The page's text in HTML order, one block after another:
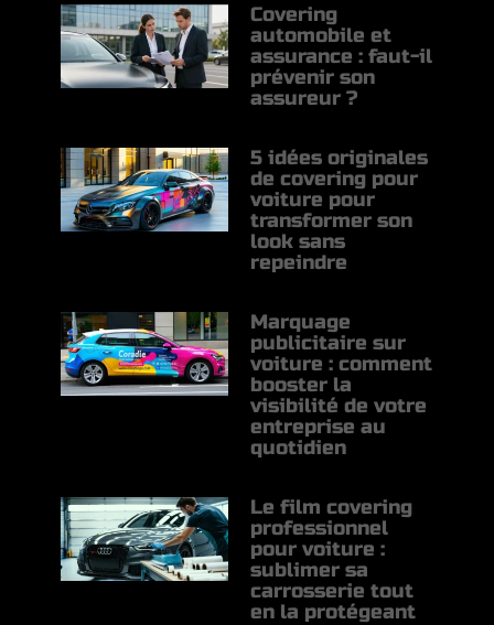
Covering
automobile et
assurance : faut-il
prévenir son
assureur ?
5 idées originales
de covering pour
voiture pour
transformer son
look sans
repeindre
Marquage
publicitaire sur
voiture : comment
booster la
visibilité de votre
entreprise au
quotidien
Le film covering
professionnel
pour voiture :
sublimer sa
carrosserie tout
en la protégeant